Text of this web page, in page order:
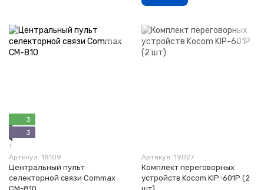
3
3
1
Артикул: 18109
Центральный пульт
селекторной связи Commax
Артикул: 19027
Комплект переговорных
устройств Kocom KIP-601P (2